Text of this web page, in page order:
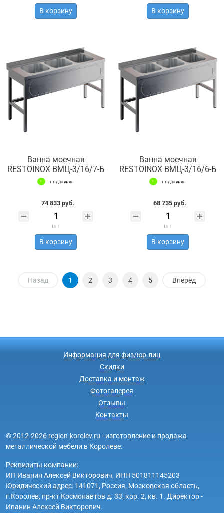
В корзину В корзину
Ванна моечная
RESTOINOX ВМЦ-3/16/7-Б
под заказ
74 833 руб.
шт
В корзину
Ванна моечная
RESTOINOX ВМЦ-3/16/6-Б
под заказ
68 735 руб.
шт
В корзину
Назад 1 2 3 4 5 Вперед
Информация для физ/юр.лиц
Скидки
Доставка и монтаж
Фотогалерея
Отзывы
Контакты
© 2012-2026 region-korolev.ru - изготовление и продажа
металлической мебели в Королеве.
Реквизиты компании:
ИП Иванин Алексей Викторович, ИНН 501811145203
Юридический адрес: 141071, Россия, Московская область,
г.Королев, пр-кт Космонавтов д. 33, кор. 2, кв. 1. Директор -
Иванин Алексей Викторович.